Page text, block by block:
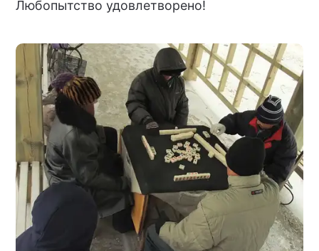
Любопытство удовлетворено!